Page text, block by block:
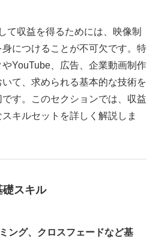
て収益を得るためには、映像制
につけることが不可欠です。特
YouTube、広告、企業動画制作
て、求められる基本的な技術を
す。このセクションでは、収益
キルセットを詳しく解説しま
礎スキル
ング、クロスフェードなど基